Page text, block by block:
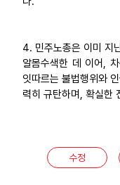
4. 민주노총은 이미 지
알몸수색한 데 이어,
잇따르는 불법행위와
력히 규탄하며, 확실한
수정